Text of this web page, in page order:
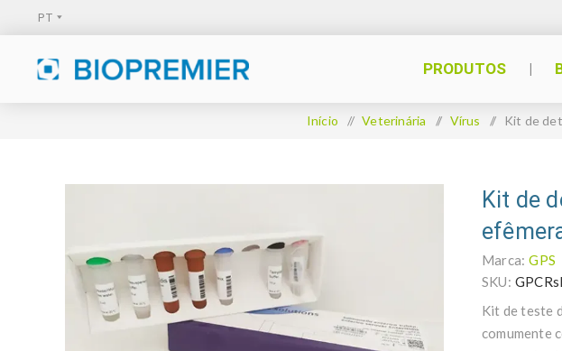
PRODUTOS
Início / Veterinária / Vírus / Kit de
Kit de
Marca: GPS
SKU:
Kit de teste
comumente